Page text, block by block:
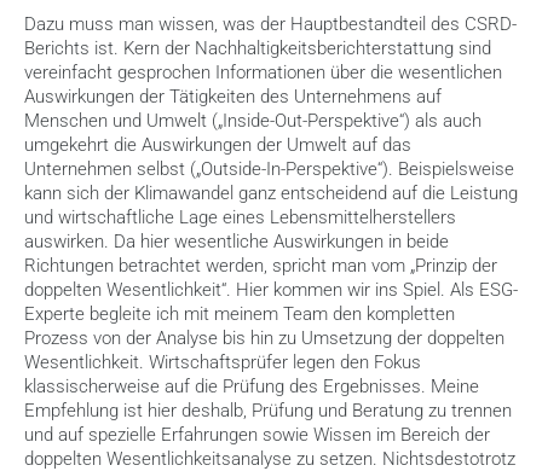
Dazu muss man wissen, was der Hauptbestandteil des CSRD-
Berichts ist. Kern der Nachhaltigkeitsberichterstattung sind
vereinfacht gesprochen Informationen über die wesentlichen
Auswirkungen der Tätigkeiten des Unternehmens auf
Menschen und Umwelt („Inside-Out-Perspektive“) als auch
umgekehrt die Auswirkungen der Umwelt auf das
Unternehmen selbst („Outside-In-Perspektive“). Beispielsweise
kann sich der Klimawandel ganz entscheidend auf die Leistung
und wirtschaftliche Lage eines Lebensmittelherstellers
auswirken. Da hier wesentliche Auswirkungen in beide
Richtungen betrachtet werden, spricht man vom „Prinzip der
doppelten Wesentlichkeit“. Hier kommen wir ins Spiel. Als ESG-
Experte begleite ich mit meinem Team den kompletten
Prozess von der Analyse bis hin zu Umsetzung der doppelten
Wesentlichkeit. Wirtschaftsprüfer legen den Fokus
klassischerweise auf die Prüfung des Ergebnisses. Meine
Empfehlung ist hier deshalb, Prüfung und Beratung zu trennen
und auf spezielle Erfahrungen sowie Wissen im Bereich der
doppelten Wesentlichkeitsanalyse zu setzen. Nichtsdestotrotz